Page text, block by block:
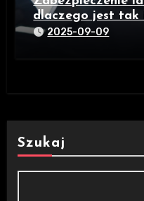
dlaczego jest tak
2025-09-09
Szukaj